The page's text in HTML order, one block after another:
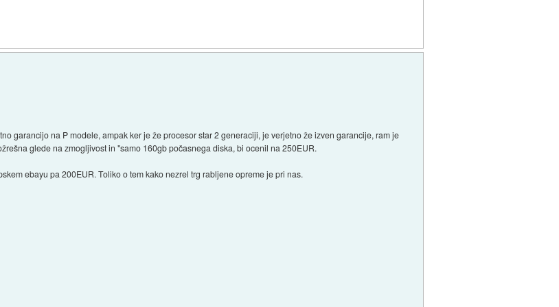
garancijo na P modele, ampak ker je že procesor star 2 generaciji, je verjetno že izven garancije, ram je
glede na zmogljivost in "samo 160gb počasnega diska, bi ocenil na 250EUR.
ebayu pa 200EUR. Toliko o tem kako nezrel trg rabljene opreme je pri nas.